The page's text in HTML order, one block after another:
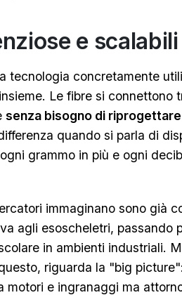
e scalabili
tecnologia concretamente
Le fibre si connettono
senza bisogno di
quando si parla di
grammo in più e ogni
immaginano sono già
agli esoscheletri, passando
in ambienti industriali.
riguarda la "big
motori e ingranaggi ma